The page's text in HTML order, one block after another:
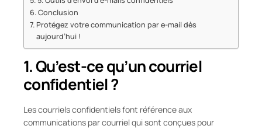
Conclusion
Protégez votre communication par e-mail dès
aujourd’hui !
1. Qu’est-ce qu’un courriel
confidentiel ?
Les courriels confidentiels font référence aux
communications par courriel qui sont conçues pour